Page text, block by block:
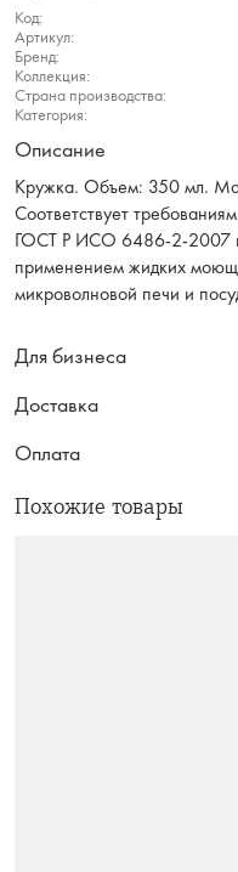
Код:
Артикул:
Бренд:
Коллекция:
Страна производства:
Категория:
Описание
Кружка. Объем: 350 мл.
Соответствует
ГОСТ Р ИСО 6486-2-2007
применением жидких
микроволновой печи и
Для бизнеса
Доставка
Оплата
Похожие товары